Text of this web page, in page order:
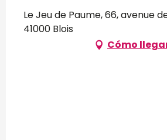
Le Jeu de Paume, 66, avenue
41000 Blois
Cómo